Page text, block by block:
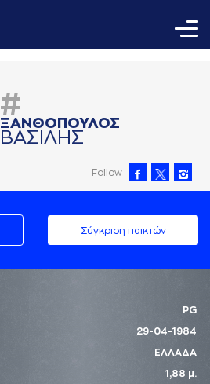
#
ΞAΝΘΟΠΟΥΛΟΣ
ΒAΣΙΛΗΣ
Follow
Σύγκριση παικτών
PG
29-04-1984
ΕΛΛΑΔΑ
1,88 μ.